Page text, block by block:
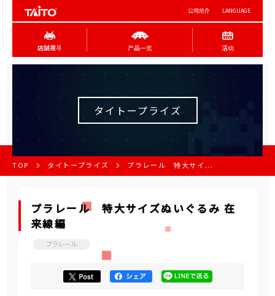
公司简介 LANGUAGE
店舖搜寻 产品一览 活动
タイトープライズ
TOP タイトープライズ プラレール 特大サイ...
プラレール 特大サイズぬいぐるみ 在
来線編
プラレール